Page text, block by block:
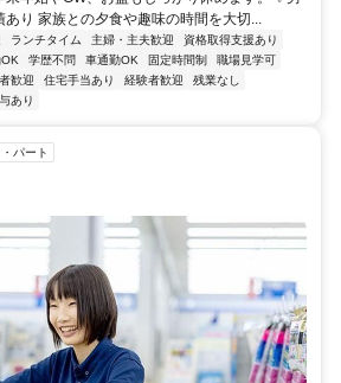
り 家族との夕食や趣味の時間を大切...
ランチタイム 主婦・主夫歓迎
資格取得支援あり
学歴不問 車通勤OK 固定時間制
職場見学可
歓迎 住宅手当あり 経験者歓迎
残業なし
あり
パート